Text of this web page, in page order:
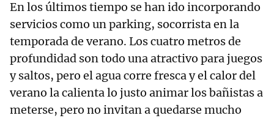
En los últimos tiempo se han ido incorporando
servicios como un parking, socorrista en la
temporada de verano. Los cuatro metros de
profundidad son todo una atractivo para juegos
y saltos, pero el agua corre fresca y el calor del
verano la calienta lo justo animar los bañistas a
meterse, pero no invitan a quedarse mucho